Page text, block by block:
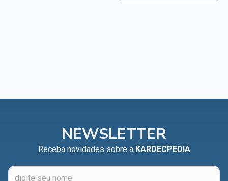
NEWSLETTER
Receba novidades sobre a KARDECPEDIA